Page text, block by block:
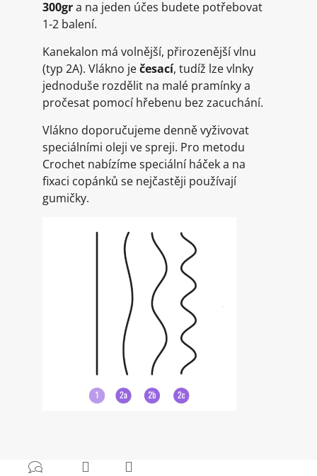
300gra na jeden účes budete potřebovat
1-2 balení.
Kanekalon má volnější, přirozenější vlnu
(typ 2A). Vlákno ječesací, tudíž lze vlnky
jednoduše rozdělit na malé pramínky a
pročesat pomocí hřebenu bez zacuchání.
Vlákno doporučujeme denně vyživovat
speciálními oleji ve spreji. Pro metodu
Crochet nabízíme speciální háček a na
fixaci copánků se nejčastěji používají
gumičky.